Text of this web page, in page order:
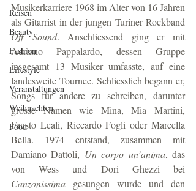
Reisen
Beauty
Fashion
Lifestyle
Veranstaltungen
Weihnachten
Food
Musikerkarriere 1968 im Alter von 16 Jahren
Off Sound. Anschliessend ging er mit
Adriano Pappalardo, dessen Gruppe
insgesamt 13 Musiker umfasste, auf eine
landesweite Tournee. Schliesslich begann er,
Songs für andere zu schreiben, darunter
grosse Namen wie Mina, Mia Martini,
Fausto Leali, Riccardo Fogli oder Marcella
Bella. 1974 entstand, zusammen mit
Damiano Dattoli, Un corpo un’anima, das
Canzonissima gesungen wurde und den